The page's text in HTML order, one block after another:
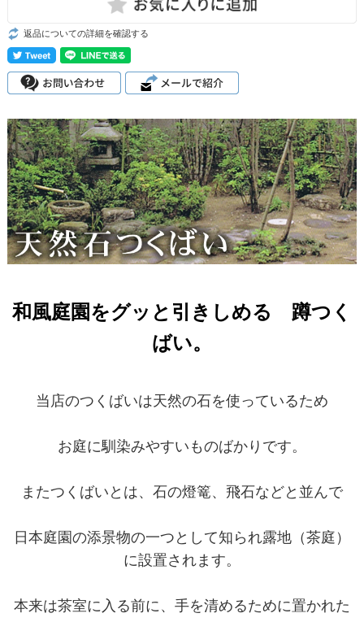
返品についての詳細を確認する
和風庭園をグッと引きしめる 蹲つく
ばい。
当店のつくばいは天然の石を使っているため
お庭に馴染みやすいものばかりです。
またつくばいとは、石の燈篭、飛石などと並んで
日本庭園の添景物の一つとして知られ露地（茶庭）
に設置されます。
本来は茶室に入る前に、手を清めるために置かれた